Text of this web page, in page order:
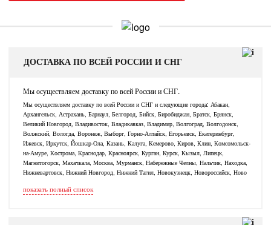
ДОСТАВКА ПО ВСЕЙ РОССИИ И СНГ
Мы осуществляем доставку по всей России и СНГ.
Мы осуществляем доставку по всей России и СНГ и следующие города: Абакан,
Архангельск, Астрахань, Барнаул, Белгород, Бийск, Биробиджан, Братск, Брянск,
Великий Новгород, Владивосток, Владикавказ, Владимир, Волгоград, Волгодонск,
Волжский, Вологда, Воронеж, Выборг, Горно-Алтайск, Егорьевск, Екатеринбург,
Ижевск, Иркутск, Йошкар-Ола, Казань, Калуга, Кемерово, Киров, Клин, Комсомольск-
на-Амуре, Кострома, Краснодар, Красноярск, Курган, Курск, Кызыл, Липецк,
Магнитогорск, Махачкала, Москва, Мурманск, Набережные Челны, Нальчик, Находка,
Нижневартовск, Нижний Новгород, Нижний Тагил, Новокузнецк, Новороссийск, Ново
показать полный список